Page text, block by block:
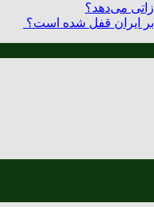
می‌دهد؟
ایران قفل شده است؟